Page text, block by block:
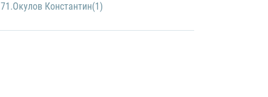
71.Окулов Константин(1)